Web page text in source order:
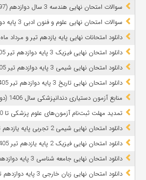
سوالات امتحان نهایی هندسه 3 سال دوازدهم (1397 تا 1405)
سوالات امتحان نهایی علوم و فنون ادبی 3 پایه دوازدهم (1397 تا 1405)
دانلود امتحانات نهایی پایه یازدهم تیر و مرداد ماه 1405
دانلود امتحان نهایی فیزیک 3 پایه دوازدهم تیر 1405 + پاسخ
دانلود امتحان نهایی شیمی 3 پایه دوازدهم تیر 1405
دانلود امتحان نهایی تاریخ 3 پایه دوازدهم تیر 1405
منابع آزمون دستیاری دندانپزشکی سال 1406 (دوره 41)
تمدید مهلت ثبت‌نام آزمون‌های علوم پزشکی تا 20 شهریور
دانلود امتحان نهایی شیمی 2 تجربی پایه یازدهم تیر 1405 + پاسخ
دانلود امتحان نهایی فیزیک 2 پایه یازدهم تیر 1405 + پاسخ
دانلود امتحان نهایی جامعه شناسی 3 پایه دوازدهم تیر 1405 + پاسخ
دانلود امتحان نهایی زبان خارجی 3 پایه دوازدهم تیر 1405 + فایل صوتی